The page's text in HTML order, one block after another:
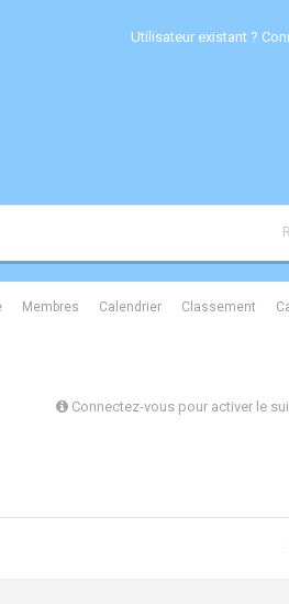
Utilisateur existant ?
Membres Calendrier Classement
Connectez-vous pour activer le